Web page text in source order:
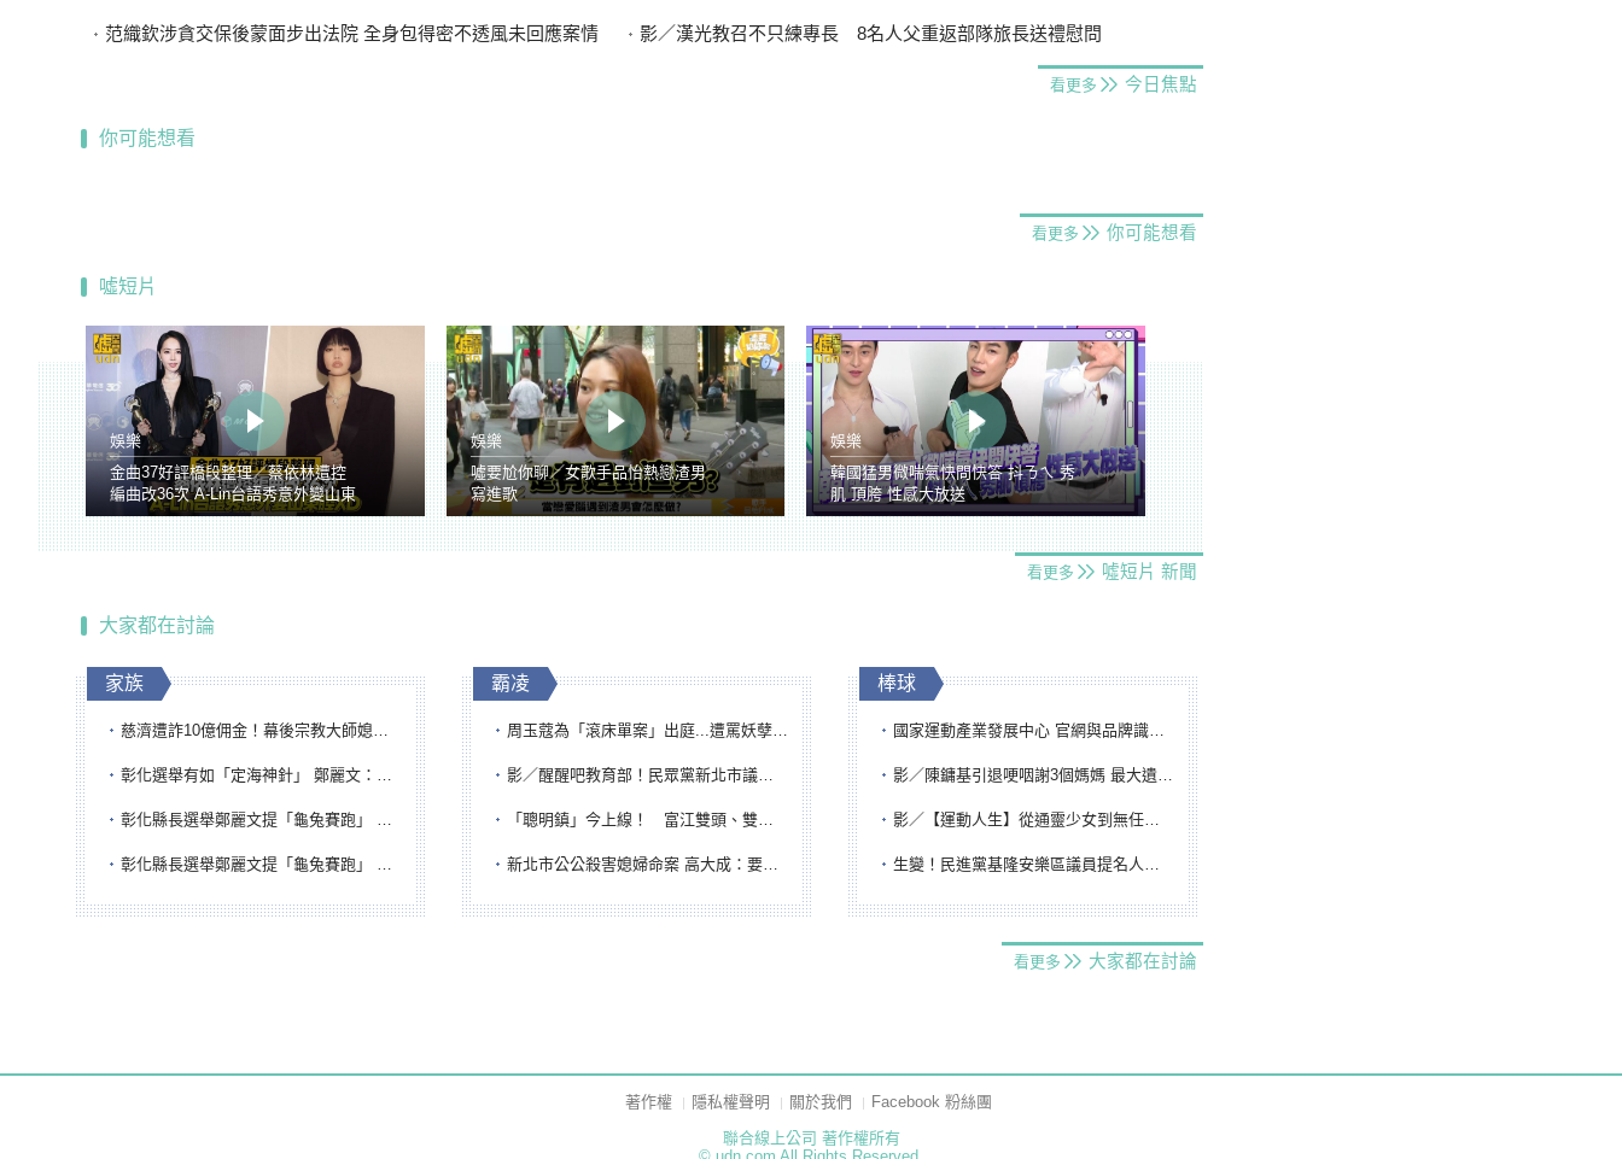
范織欽涉貪交保後蒙面步出法院 全身包得密不透風未回應案情 影／漢光教召不只練專長 8名人父重返部隊旅長送禮慰問
看更多 今日焦點
你可能想看
看更多 你可能想看
噓短片
娛樂
金曲37好評橋段整理／蔡依林遭控
編曲改36次 A-Lin台語秀意外變山東
腔
娛樂
噓要尬你聊／女歌手品怡熱戀渣男
寫進歌
娛樂
韓國猛男微喘氣快問快答 抖ㄋㄟ 秀
肌 頂胯 性感大放送
看更多 噓短片 新聞
大家都在討論
家族
慈濟遭詐10億佣金！幕後宗教大師媳婦獲100萬交保...快步奔離不發一語
彰化選舉有如「定海神針」 鄭麗文：傾全黨之力讓彰化贏
彰化縣長選舉鄭麗文提「龜兔賽跑」 綠營、無黨籍忙否認是烏龜
彰化縣長選舉鄭麗文提「龜兔賽跑」 綠營、無黨籍忙否認是烏龜
霸凌
周玉蔻為「滾床單案」出庭...遭罵妖孽下地獄 張淑娟批：舌頭殺人有罪
影／醒醒吧教育部！民眾黨新北市議員參選人提出校園反毒防線升級政見
「聰明鎮」今上線！ 富江雙頭、雙一、人頭氣球全登場
新北市公公殺害媳婦命案 高大成：要害殺多刀顯示怨恨深
棒球
國家運動產業發展中心 官網與品牌識別標誌重磅啟用
影／陳鏞基引退哽咽謝3個媽媽 最大遺憾無緣大聯盟
影／【運動人生】從通靈少女到無任所大使 劉柏君女裁判人生國際發光
生變！民進黨基隆安樂區議員提名人黃永翔突被除名 將另提他人
看更多 大家都在討論
著作權 隱私權聲明 關於我們
Facebook 粉絲團
聯合線上公司 著作權所有